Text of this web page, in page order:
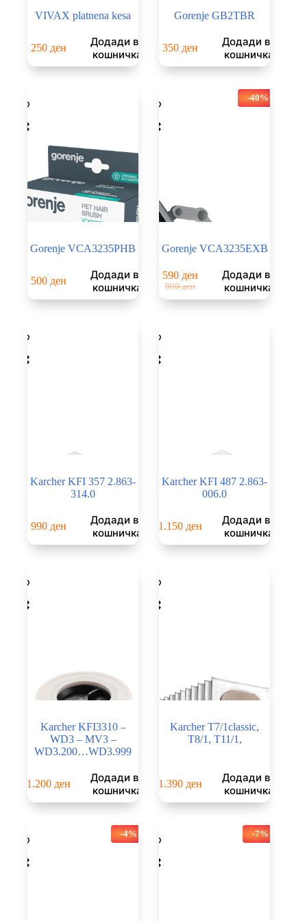
VIVAX platnena kesa
250 ден
Додади во
кошничка
Gorenje GB2TBR
350 ден
Додади во
кошничка
Gorenje VCA3235PHB
500 ден
Додади во
кошничка
-40%
Gorenje VCA3235EXB
990ден
Original
price
590 ден
Current
price
Додади во
кошничка
Karcher KFI 357 2.863-
314.0
990 ден
Додади во
кошничка
Karcher KFI 487 2.863-
006.0
1.150 ден
Додади во
кошничка
Karcher KFI3310 –
WD3 – MV3 –
WD3.200…WD3.999
1.200 ден
Додади во
кошничка
Karcher T7/1classic,
T8/1, T11/1,
1.390 ден
Додади во
кошничка
-4% -7%